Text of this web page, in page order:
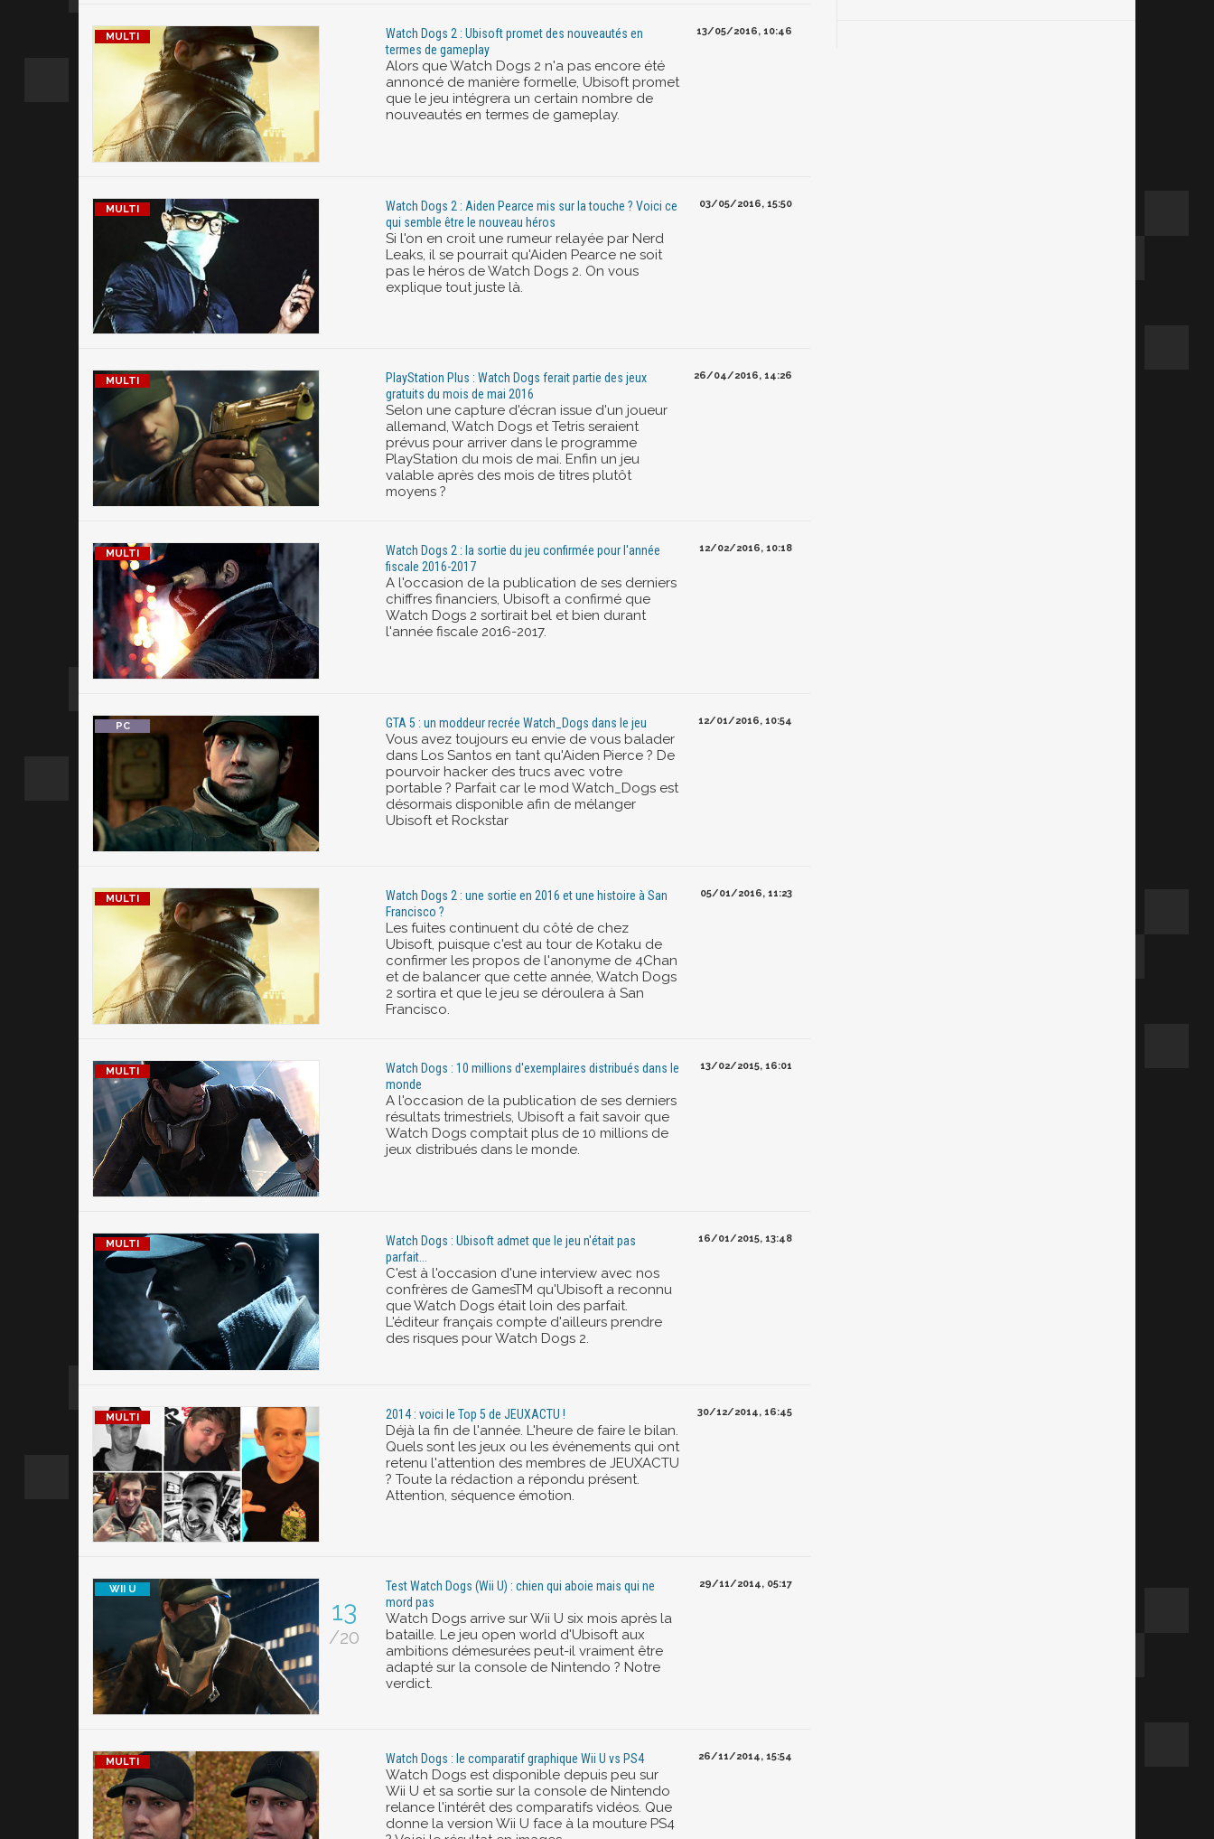
Watch Dogs 2 : Ubisoft promet des nouveautés en
termes de gameplay
Alors que Watch Dogs 2 n'a pas encore été
annoncé de manière formelle, Ubisoft promet
que le jeu intégrera un certain nombre de
nouveautés en termes de gameplay.
13/05/2016, 10:46
Watch Dogs 2 : Aiden Pearce mis sur la touche ? Voici ce
qui semble être le nouveau héros
Si l'on en croit une rumeur relayée par Nerd
Leaks, il se pourrait qu'Aiden Pearce ne soit
pas le héros de Watch Dogs 2. On vous
explique tout juste là.
03/05/2016, 15:50
PlayStation Plus : Watch Dogs ferait partie des jeux
gratuits du mois de mai 2016
Selon une capture d'écran issue d'un joueur
allemand, Watch Dogs et Tetris seraient
prévus pour arriver dans le programme
PlayStation du mois de mai. Enfin un jeu
valable après des mois de titres plutôt
moyens ?
26/04/2016, 14:26
Watch Dogs 2 : la sortie du jeu confirmée pour l'année
fiscale 2016-2017
A l'occasion de la publication de ses derniers
chiffres financiers, Ubisoft a confirmé que
Watch Dogs 2 sortirait bel et bien durant
l'année fiscale 2016-2017.
12/02/2016, 10:18
GTA 5 : un moddeur recrée Watch_Dogs dans le jeu
Vous avez toujours eu envie de vous balader
dans Los Santos en tant qu'Aiden Pierce ? De
pourvoir hacker des trucs avec votre
portable ? Parfait car le mod Watch_Dogs est
désormais disponible afin de mélanger
Ubisoft et Rockstar
12/01/2016, 10:54
Watch Dogs 2 : une sortie en 2016 et une histoire à San
Francisco ?
Les fuites continuent du côté de chez
Ubisoft, puisque c'est au tour de Kotaku de
confirmer les propos de l'anonyme de 4Chan
et de balancer que cette année, Watch Dogs
2 sortira et que le jeu se déroulera à San
Francisco.
05/01/2016, 11:23
Watch Dogs : 10 millions d'exemplaires distribués dans le
monde
A l'occasion de la publication de ses derniers
résultats trimestriels, Ubisoft a fait savoir que
Watch Dogs comptait plus de 10 millions de
jeux distribués dans le monde.
13/02/2015, 16:01
Watch Dogs : Ubisoft admet que le jeu n'était pas
parfait...
C'est à l'occasion d'une interview avec nos
confrères de GamesTM qu'Ubisoft a reconnu
que Watch Dogs était loin des parfait.
L'éditeur français compte d'ailleurs prendre
des risques pour Watch Dogs 2.
16/01/2015, 13:48
2014 : voici le Top 5 de JEUXACTU !
Déjà la fin de l'année. L'heure de faire le bilan.
Quels sont les jeux ou les événements qui ont
retenu l'attention des membres de JEUXACTU
? Toute la rédaction a répondu présent.
Attention, séquence émotion.
30/12/2014, 16:45
13
/20
Test Watch Dogs (Wii U) : chien qui aboie mais qui ne
mord pas
Watch Dogs arrive sur Wii U six mois après la
bataille. Le jeu open world d'Ubisoft aux
ambitions démesurées peut-il vraiment être
adapté sur la console de Nintendo ? Notre
verdict.
29/11/2014, 05:17
Watch Dogs : le comparatif graphique Wii U vs PS4
Watch Dogs est disponible depuis peu sur
Wii U et sa sortie sur la console de Nintendo
relance l'intérêt des comparatifs vidéos. Que
donne la version Wii U face à la mouture PS4
26/11/2014, 15:54